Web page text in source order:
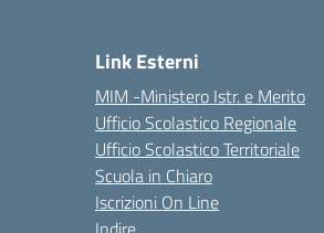
Link Esterni
MIM -Ministero Istr. e Merito
Ufficio Scolastico Regionale
Ufficio Scolastico Territoriale
Scuola in Chiaro
Iscrizioni On Line